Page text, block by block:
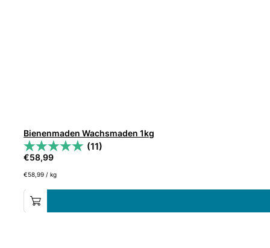
Bienenmaden Wachsmaden 1kg
(11)
€58,99
€58,99 /kg